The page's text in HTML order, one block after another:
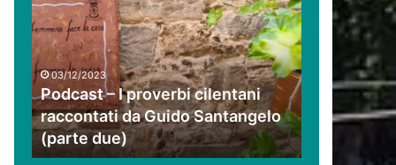
I
proverbi
cilentani
raccontati
da
Guido
Santangelo
(parte
due)
03/12/2023
Podcast – I proverbi cilentani
raccontati da Guido Santangelo
(parte due)